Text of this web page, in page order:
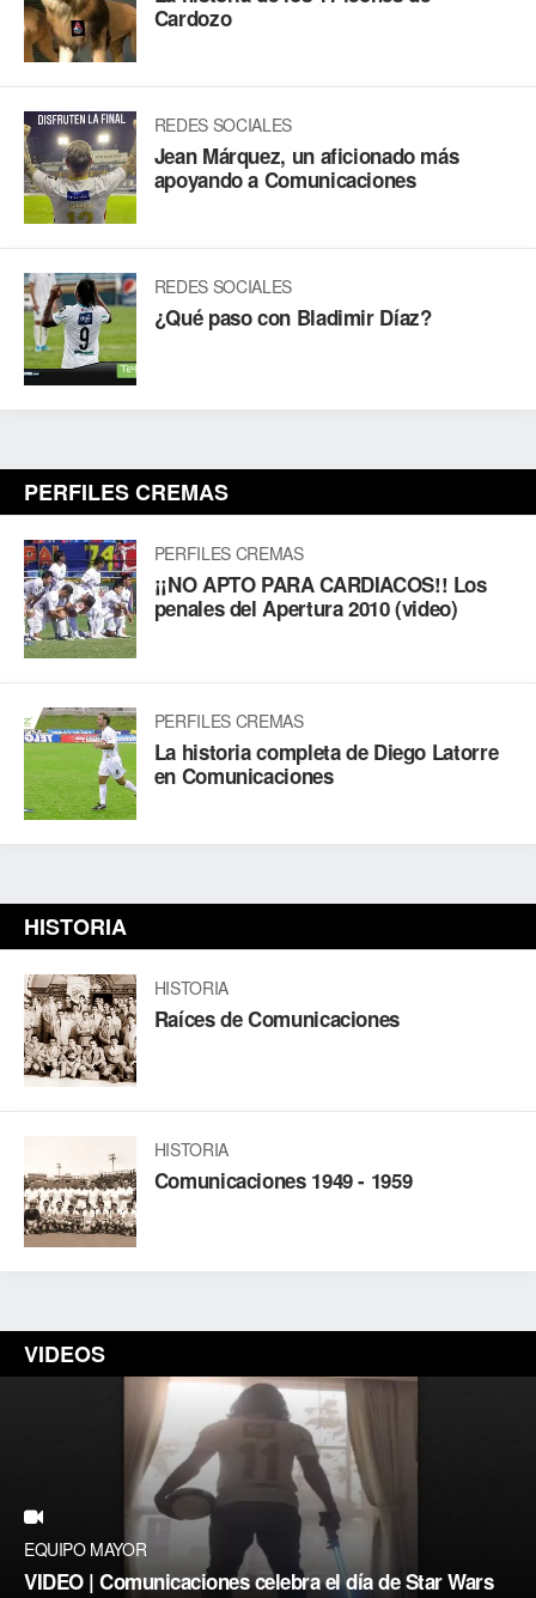
Cardozo
REDES SOCIALES
Jean Márquez, un aficionado más
apoyando a Comunicaciones
REDES SOCIALES
¿Qué paso con Bladimir Díaz?
PERFILES CREMAS
PERFILES CREMAS
¡¡NO APTO PARA CARDIACOS!! Los
penales del Apertura 2010 (video)
PERFILES CREMAS
La historia completa de Diego Latorre
en Comunicaciones
HISTORIA
HISTORIA
Raíces de Comunicaciones
HISTORIA
Comunicaciones 1949 - 1959
VIDEOS
EQUIPO MAYOR
VIDEO | Comunicaciones celebra el día de Star Wars